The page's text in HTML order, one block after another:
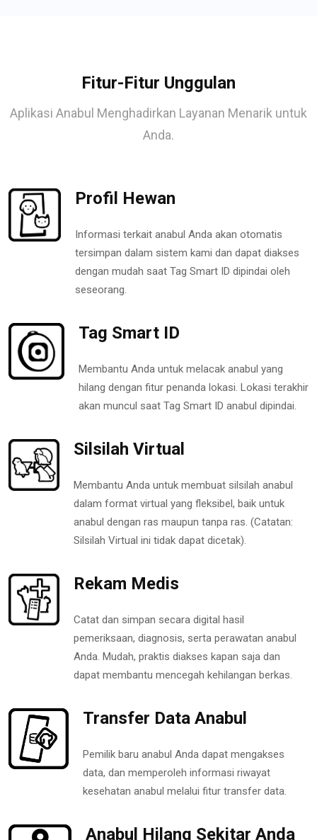
Fitur-Fitur Unggulan
Aplikasi Anabul Menghadirkan Layanan Menarik untuk
Anda.
Profil Hewan
Informasi terkait anabul Anda akan otomatis
tersimpan dalam sistem kami dan dapat diakses
dengan mudah saat Tag Smart ID dipindai oleh
seseorang.
Tag Smart ID
Membantu Anda untuk melacak anabul yang
hilang dengan fitur penanda lokasi. Lokasi terakhir
akan muncul saat Tag Smart ID anabul dipindai.
Silsilah Virtual
Membantu Anda untuk membuat silsilah anabul
dalam format virtual yang fleksibel, baik untuk
anabul dengan ras maupun tanpa ras. (Catatan:
Silsilah Virtual ini tidak dapat dicetak).
Rekam Medis
Catat dan simpan secara digital hasil
pemeriksaan, diagnosis, serta perawatan anabul
Anda. Mudah, praktis diakses kapan saja dan
dapat membantu mencegah kehilangan berkas.
Transfer Data Anabul
Pemilik baru anabul Anda dapat mengakses
data, dan memperoleh informasi riwayat
kesehatan anabul melalui fitur transfer data.
Anabul Hilang Sekitar Anda